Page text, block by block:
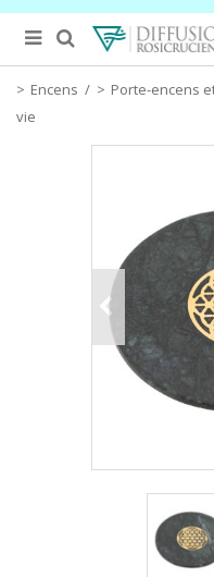
Encens / Porte-encens
vie